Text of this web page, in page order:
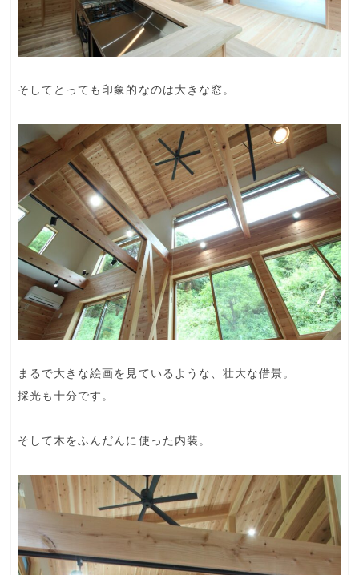
そしてとっても印象的なのは大きな窓。
まるで大きな絵画を見ているような、壮大な借景。
採光も十分です。
そして木をふんだんに使った内装。